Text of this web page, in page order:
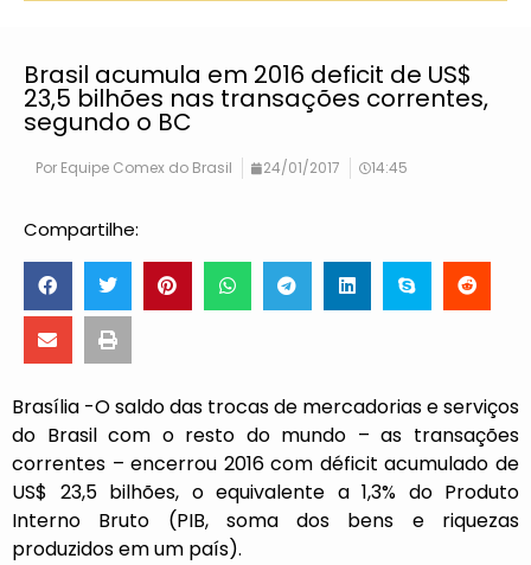
Brasil acumula em 2016 deficit de US$
23,5 bilhões nas transações correntes,
segundo o BC
Por Equipe Comex do Brasil 24/01/2017 14:45
Compartilhe:
Brasília -O saldo das trocas de mercadorias e serviços
do Brasil com o resto do mundo – as transações
correntes – encerrou 2016 com déficit acumulado de
US$ 23,5 bilhões, o equivalente a 1,3% do Produto
Interno Bruto (PIB, soma dos bens e riquezas
produzidos em um país).